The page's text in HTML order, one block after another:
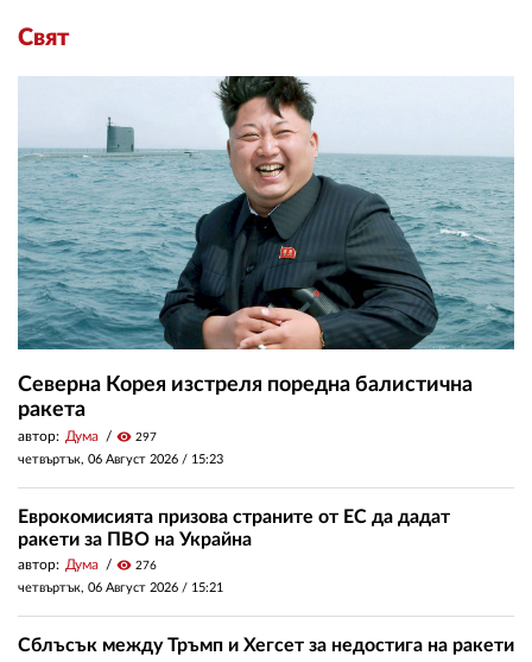
Свят
Северна Корея изстреля поредна балистична
ракета
автор: Дума visibility 297
четвъртък, 06 Август 2026 / 15:23
Еврокомисията призова страните от ЕС да дадат
ракети за ПВО на Украйна
автор: Дума visibility 276
четвъртък, 06 Август 2026 / 15:21
Сблъсък между Тръмп и Хегсет за недостига на ракети